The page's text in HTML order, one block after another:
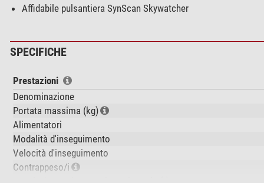
Affidabile pulsantiera SynScan Skywatcher
SPECIFICHE
Prestazioni
Denominazione
Portata massima (kg)
Alimentatori
Modalità d'inseguimento
Velocità d'inseguimento
Contrappeso/i